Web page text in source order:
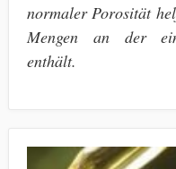
normaler Porosität
Mengen an der
enthält.